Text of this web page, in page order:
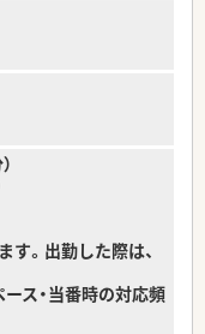
る方
どの業務を経験でき
。出勤した際は、
ス・当番時の対応頻